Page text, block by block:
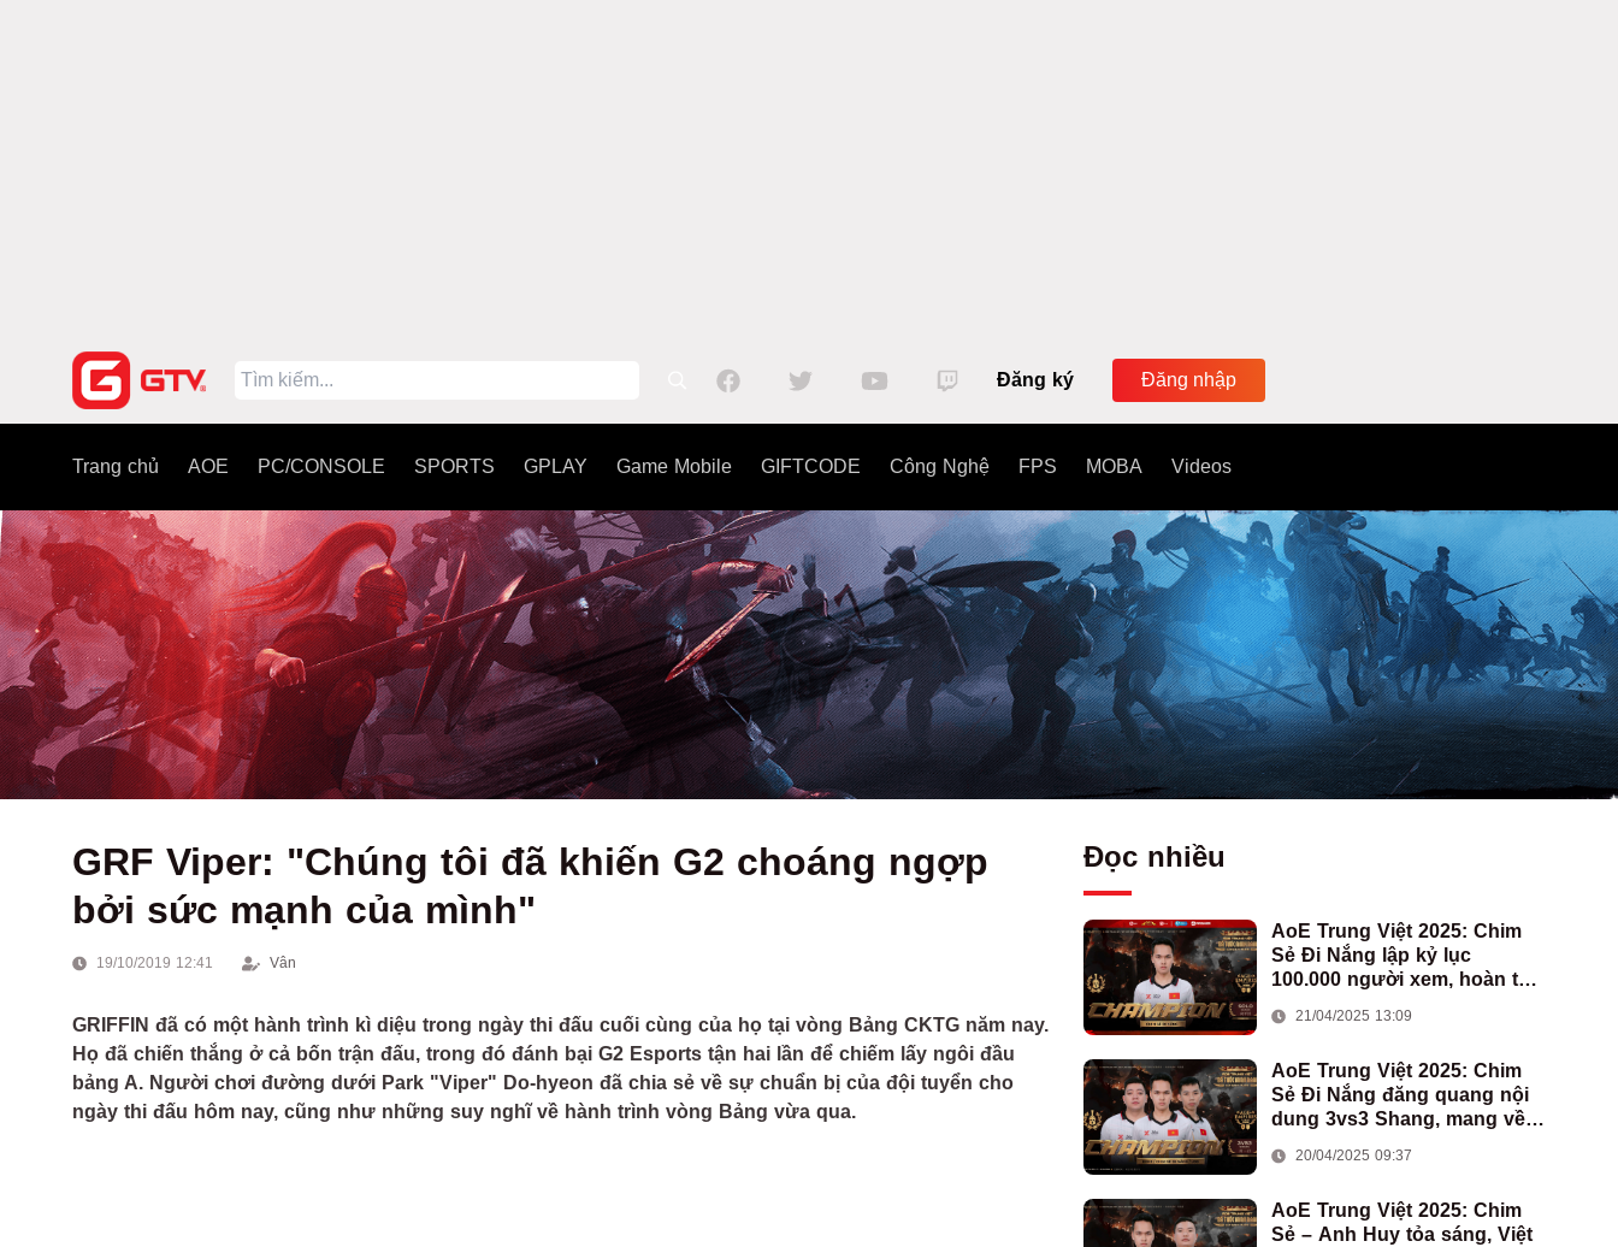
Đăng ký Đăng nhập
Trang chủ AOE PC/CONSOLE SPORTS GPLAY Game Mobile GIFTCODE Công Nghệ FPS MOBA Videos
GRF Viper: "Chúng tôi đã khiến G2 choáng ngợp
bởi sức mạnh của mình"
19/10/2019 12:41 Vân
GRIFFIN đã có một hành trình kì diệu trong ngày thi đấu cuối cùng của họ tại vòng Bảng CKTG năm nay.
Họ đã chiến thắng ở cả bốn trận đấu, trong đó đánh bại G2 Esports tận hai lần để chiếm lấy ngôi đầu
bảng A. Người chơi đường dưới Park "Viper" Do-hyeon đã chia sẻ về sự chuẩn bị của đội tuyển cho
ngày thi đấu hôm nay, cũng như những suy nghĩ về hành trình vòng Bảng vừa qua.
Đọc nhiều
AoE Trung Việt 2025: Chim
Sẻ Đi Nắng lập kỷ lục
100.000 người xem, hoàn tất
Việt Nam
21/04/2025 13:09
AoE Trung Việt 2025: Chim
Sẻ Đi Nắng đăng quang nội
dung 3vs3 Shang, mang về
đoàn AoE Việt Nam
20/04/2025 09:37
AoE Trung Việt 2025: Chim
Sẻ – Anh Huy tỏa sáng, Việt